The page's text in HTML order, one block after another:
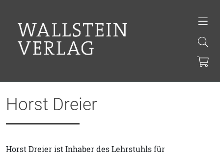
Horst Dreier
Horst Dreier ist Inhaber des Lehrstuhls für